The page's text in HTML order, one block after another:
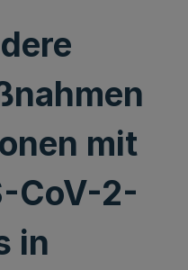
mit
CoV-2-
in